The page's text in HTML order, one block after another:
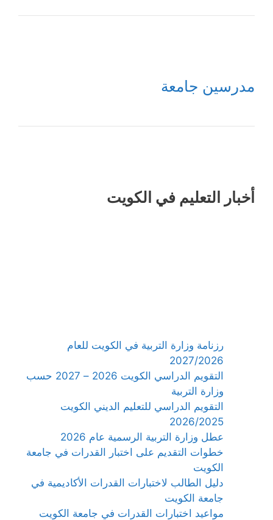
مدرسين جامعة
أخبار التعليم في الكويت
رزنامة وزارة التربية في الكويت للعام
2027/2026
التقويم الدراسي الكويت 2026 – 2027 حسب
وزارة التربية
التقويم الدراسي للتعليم الديني الكويت
2026/2025
عطل وزارة التربية الرسمية عام 2026
خطوات التقديم على اختبار القدرات في جامعة
الكويت
دليل الطالب لاختبارات القدرات الأكاديمية في
جامعة الكويت
مواعيد اختبارات القدرات في جامعة الكويت